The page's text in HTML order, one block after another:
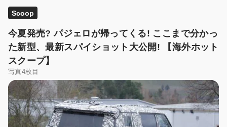
Scoop
今夏発売? パジェロが帰ってくる! ここまで分かっ
た新型、最新スパイショット大公開! 【海外ホット
スクープ】
写真4枚目